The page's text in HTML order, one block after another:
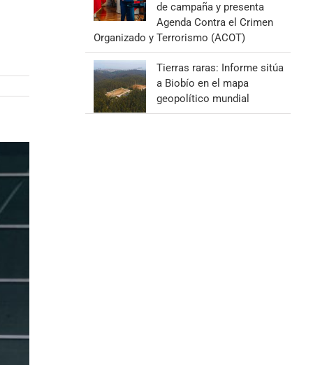
de campaña y presenta
Agenda Contra el Crimen
Organizado y Terrorismo (ACOT)
Tierras raras: Informe sitúa
a Biobío en el mapa
geopolítico mundial